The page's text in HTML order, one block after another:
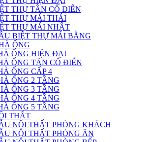
THỰ TÂN CỔ ĐIỂN
THỰ MÁI THÁI
THỰ MÁI NHẬT
BIỆT THỰ MÁI BẰNG
ỐNG
ỐNG HIỆN ĐẠI
ỐNG TÂN CỔ ĐIỂN
ỐNG CẤP 4
ỐNG 2 TẦNG
ỐNG 3 TẦNG
ỐNG 4 TẦNG
ỐNG 5 TẦNG
THẤT
NỘI THẤT PHÒNG KHÁCH
NỘI THẤT PHÒNG ĂN